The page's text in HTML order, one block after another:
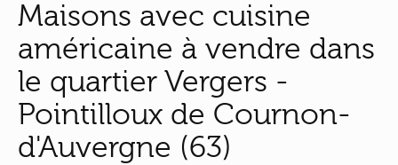
Maisons avec cuisine
américaine à vendre dans
le quartier Vergers -
Pointilloux de Cournon-
d'Auvergne (63)